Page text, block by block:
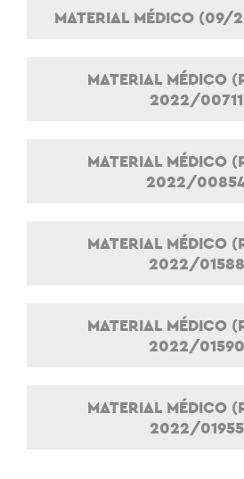
MATERIAL MÉDICO
MATERIAL MÉDICO
2022/
MATERIAL MÉDICO
2022/
MATERIAL MÉDICO
2022/
MATERIAL MÉDICO
2022/
MATERIAL MÉDICO
2022/